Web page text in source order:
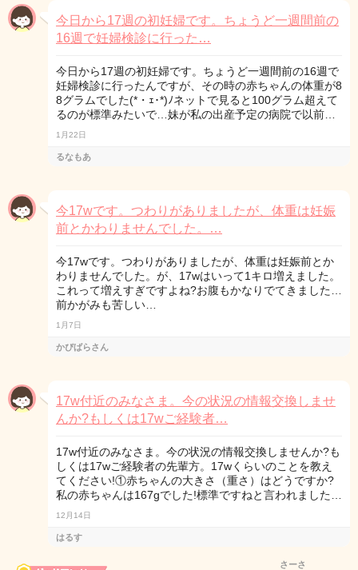
今日から17週の初妊婦です。ちょうど一週間前の
16週で妊婦検診に行った…
今日から17週の初妊婦です。ちょうど一週間前の16週で
妊婦検診に行ったんですが、その時の赤ちゃんの体重が8
8グラムでした(*・ｪ･*)ﾉネットで見ると100グラム超えて
るのが標準みたいで…妹が私の出産予定の病院で以前…
1月22日
るなもあ
今17wです。つわりがありましたが、体重は妊娠
前とかわりませんでした。…
今17wです。つわりがありましたが、体重は妊娠前とか
わりませんでした。が、17wはいって1キロ増えました。
これって増えすぎですよね?お腹もかなりでてきました…
前かがみも苦しい…
1月7日
かぴばらさん
17w付近のみなさま。今の状況の情報交換しませ
んか?もしくは17wご経験者…
17w付近のみなさま。今の状況の情報交換しませんか?も
しくは17wご経験者の先輩方。17wくらいのことを教え
てください!①赤ちゃんの大きさ（重さ）はどうですか?
私の赤ちゃんは167gでした!標準ですねと言われました…
12月14日
はるす
さーさ